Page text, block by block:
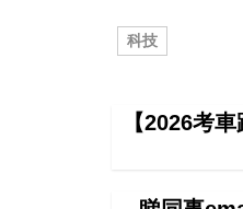
科技
【2026考